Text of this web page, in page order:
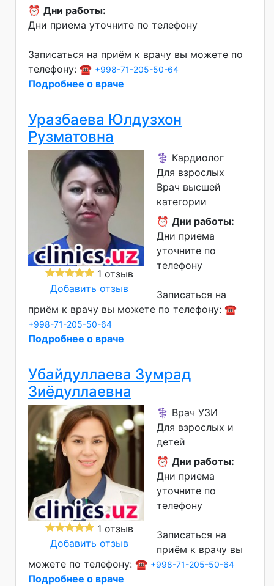
⏰ Дни работы:
Дни приема уточните по телефону
Записаться на приём к врачу вы можете по
телефону: ☎️ +998-71-205-50-64
Подробнее о враче
Уразбаева Юлдузхон
Рузматовна
1 отзыв
Добавить отзыв
⚕️ Кардиолог
Для взрослых
Врач высшей
категории
⏰ Дни работы:
Дни приема
уточните по
телефону
Записаться на
приём к врачу вы можете по телефону: ☎️
+998-71-205-50-64
Подробнее о враче
Убайдуллаева Зумрад
Зиёдуллаевна
1 отзыв
Добавить отзыв
⚕️ Врач УЗИ
Для взрослых и
детей
⏰ Дни работы:
Дни приема
уточните по
телефону
Записаться на
приём к врачу вы
можете по телефону: ☎️ +998-71-205-50-64
Подробнее о враче